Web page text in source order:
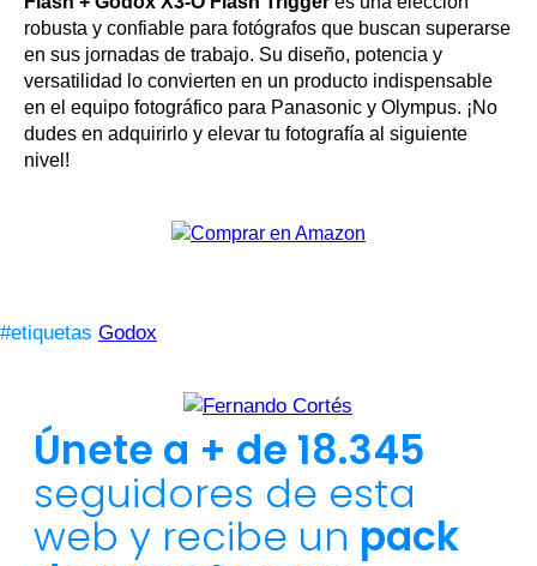
robusta y confiable para fotógrafos que buscan superarse
en sus jornadas de trabajo. Su diseño, potencia y
versatilidad lo convierten en un producto indispensable
en el equipo fotográfico para Panasonic y Olympus. ¡No
dudes en adquirirlo y elevar tu fotografía al siguiente
nivel!
#etiquetas Godox
Únete a + de 18.345
seguidores de esta
web y recibe un pack